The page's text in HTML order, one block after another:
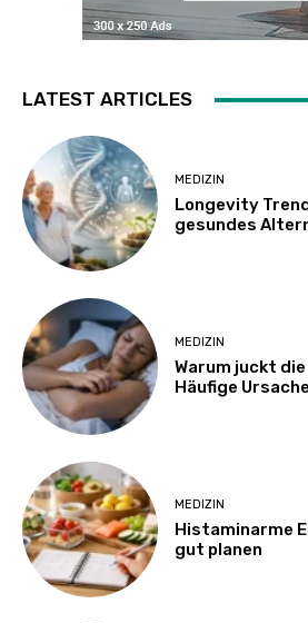
LATEST ARTICLES
MEDIZIN
Longevity
gesundes
MEDIZIN
Warum juckt
Häufige
MEDIZIN
Histaminarme
gut planen